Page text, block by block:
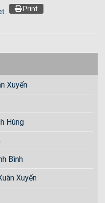
Print
Xuyến
Hùng
Bình
Xuyến